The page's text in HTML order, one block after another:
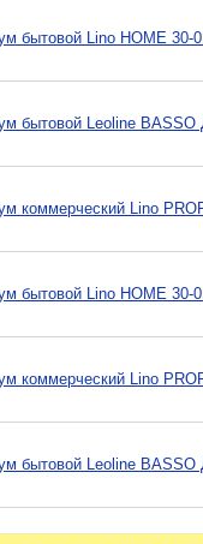
бытовой Lino HOME
бытовой Leoline BASSO
коммерческий Lino
бытовой Lino HOME
коммерческий Lino
бытовой Leoline BASSO